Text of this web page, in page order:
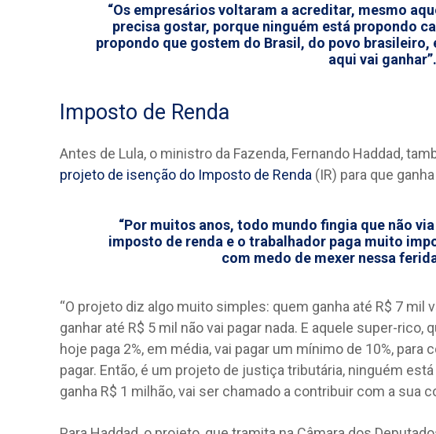
“Os empresários voltaram a acreditar, mesmo
precisa gostar, porque ninguém está propondo
propondo que gostem do Brasil, do povo
aqui vai ganhar”.
Imposto de Renda
Antes de Lula, o ministro da Fazenda, Fernando Haddad,
projeto de isenção do Imposto de Renda (IR) para que
“Por muitos anos, todo mundo fingia que não
imposto de renda e o trabalhador paga muito
com medo de mexer nessa
“O projeto diz algo muito simples: quem ganha até R$ 7 mil
ganhar até R$ 5 mil não vai pagar nada. E aquele super-rico,
hoje paga 2%, em média, vai pagar um mínimo de 10%, para
pagar. Então, é um projeto de justiça tributária, ninguém
ganha R$ 1 milhão, vai ser chamado a contribuir com a sua